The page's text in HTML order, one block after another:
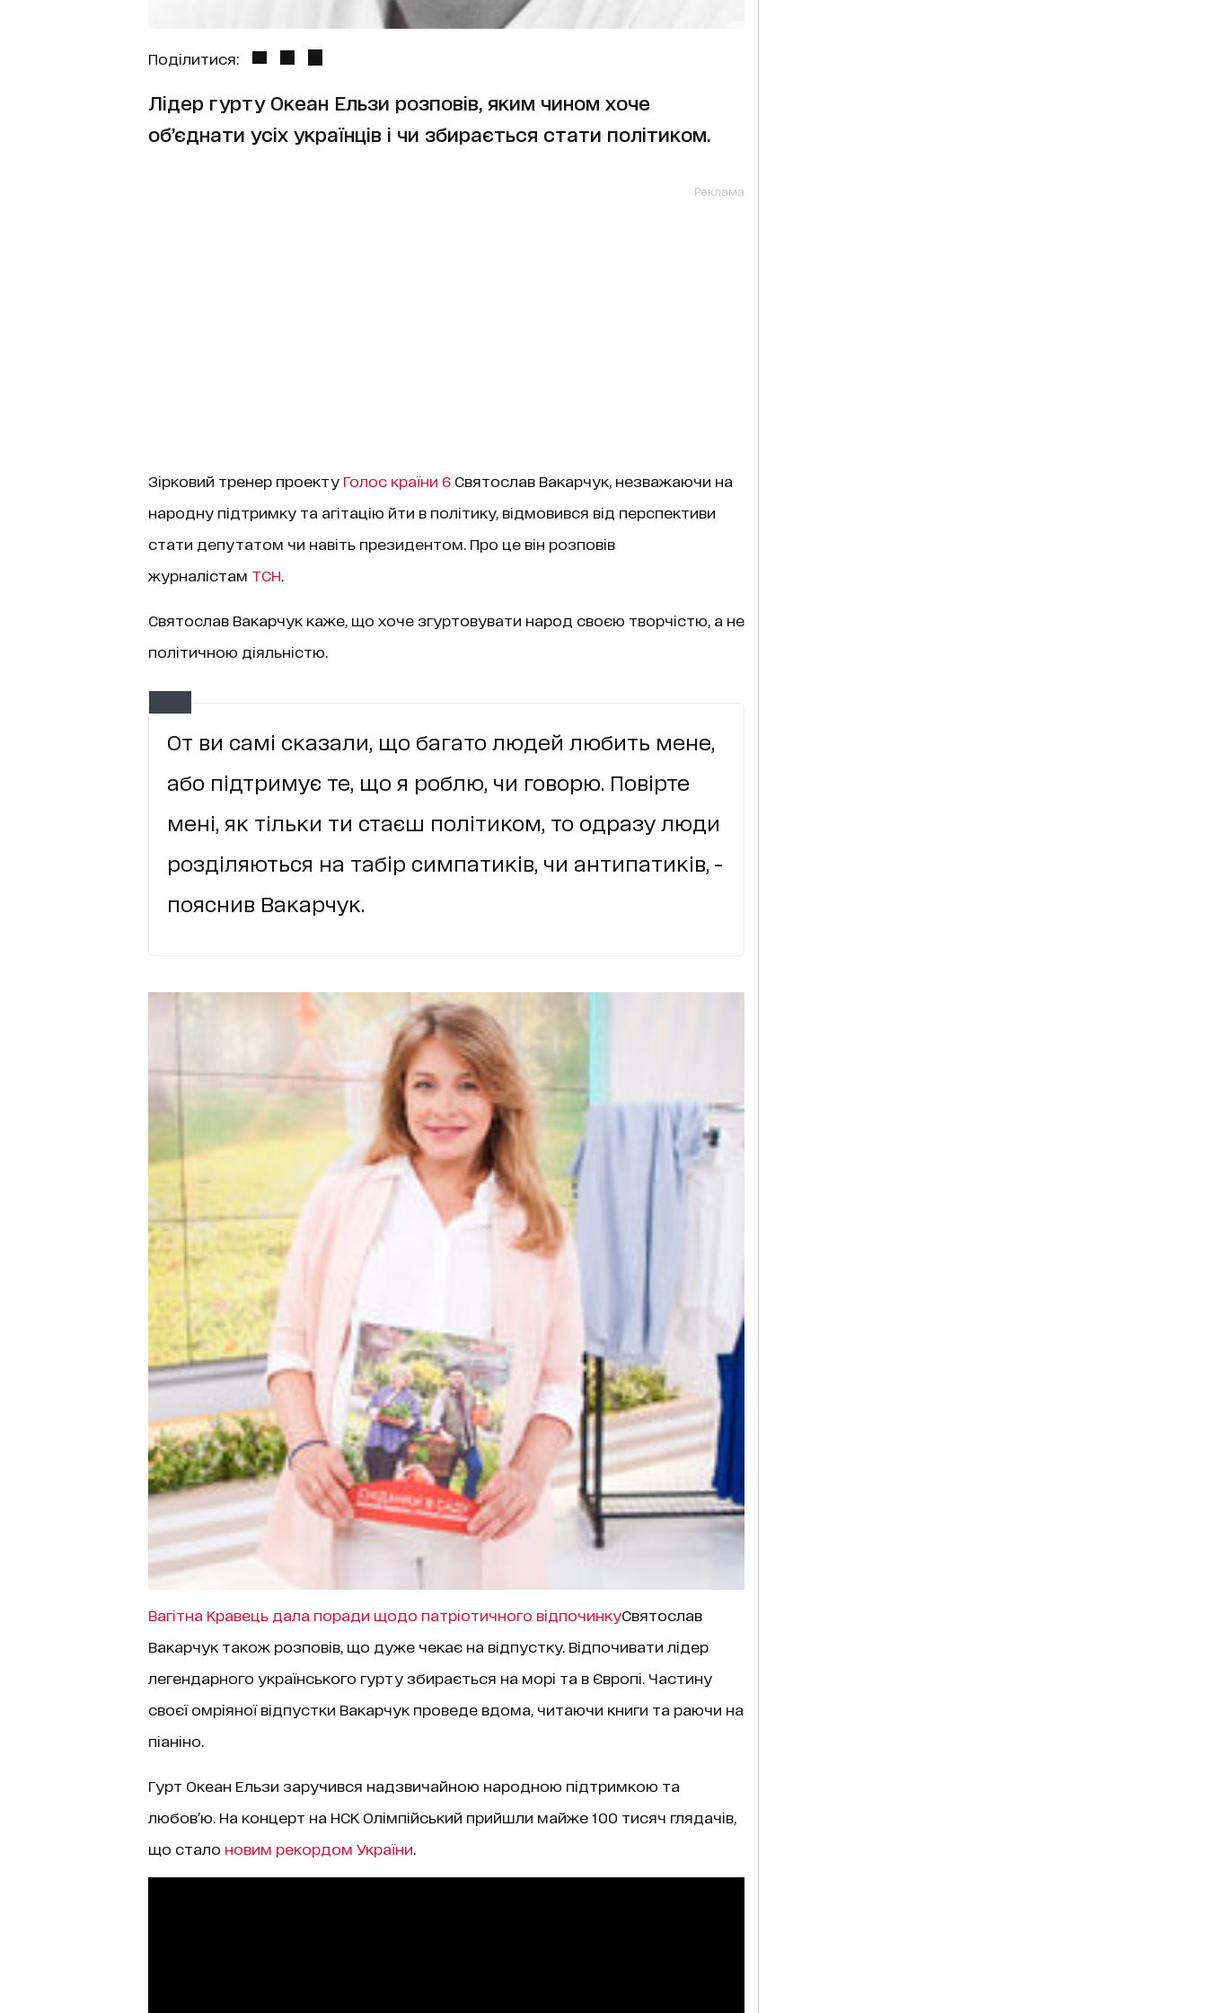
Поділитися:
Лідер гурту Океан Ельзи розповів, яким чином хоче
об’єднати усіх українців і чи збирається стати політиком.
Реклама
Зірковий тренер проекту Голос країни 6Святослав Вакарчук, незважаючи на
народну підтримку та агітацію йти в політику, відмовився від перспективи
стати депутатом чи навіть президентом. Про це він розповів
журналістам ТСН
Святослав Вакарчук каже, що хоче згуртовувати народ своєю творчістю, а не
політичною діяльністю.
От ви самі сказали, що багато людей любить мене,
або підтримує те, що я роблю, чи говорю. Повірте
мені, як тільки ти стаєш політиком, то одразу люди
розділяються на табір симпатиків, чи антипатиків, -
пояснив Вакарчук.
Вагітна Кравець дала поради щодо патріотичного відпочинкуСвятослав
Вакарчук також розповів, що дуже чекає на відпустку. Відпочивати лідер
легендарного українського гурту збирається на морі та в Європі. Частину
своєї омріяної відпустки Вакарчук проведе вдома, читаючи книги та раючи на
піаніно.
Гурт Океан Ельзи заручився надзвичайною народною підтримкою та
любов’ю. На концерт на НСК Олімпійський прийшли майже 100 тисяч глядачів,
що стало новим рекордом України